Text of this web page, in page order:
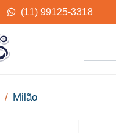
(11) 99125-3318
Milão